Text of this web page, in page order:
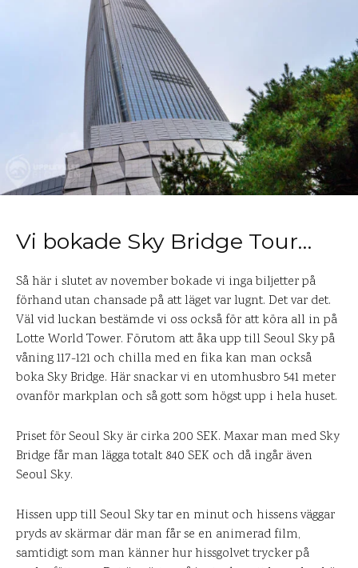
Vi bokade Sky Bridge Tour…
Så här i slutet av november bokade vi inga biljetter på
förhand utan chansade på att läget var lugnt. Det var det.
Väl vid luckan bestämde vi oss också för att köra all in på
Lotte World Tower. Förutom att åka upp till Seoul Sky på
våning 117-121 och chilla med en fika kan man också
boka Sky Bridge. Här snackar vi en utomhusbro 541 meter
ovanför markplan och så gott som högst upp i hela huset.
Priset för Seoul Sky är cirka 200 SEK. Maxar man med Sky
Bridge får man lägga totalt 840 SEK och då ingår även
Seoul Sky.
Hissen upp till Seoul Sky tar en minut och hissens väggar
pryds av skärmar där man får se en animerad film,
samtidigt som man känner hur hissgolvet trycker på